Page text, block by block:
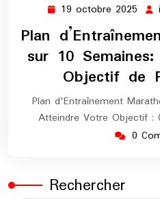
19 octobre 2025 19
2025
Plan
sur 10
Objectif de
Plan d'Entraînement
Atteindre Votre Objectif :
0
Rechercher